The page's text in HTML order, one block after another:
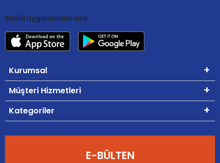
Mobil Uygulamalarımız
Kurumsal
Müşteri Hizmetleri
Kategoriler
E-BÜLTEN